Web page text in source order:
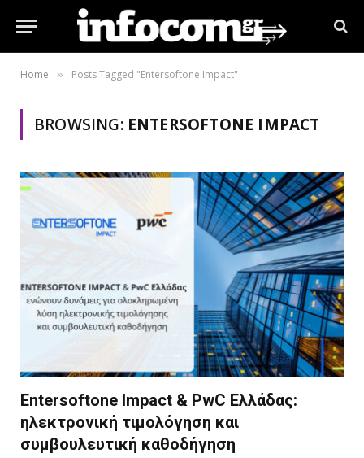
Home » Posts Tagged "Entersoftone Impact"
BROWSING: ENTERSOFTONE IMPACT
Entersoftone Impact & PwC Ελλάδας:
ηλεκτρονική τιμολόγηση και
συμβουλευτική καθοδήγηση